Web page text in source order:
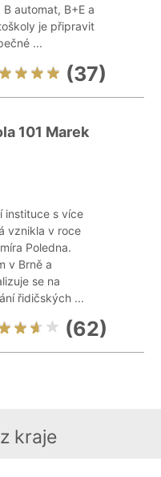
automat, B+E a
je připravit
...
(37)
101 Marek
instituce s více
vznikla v roce
Poledna.
v Brně a
se na
řidičských ...
(62)
kraje